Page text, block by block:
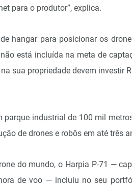
para o produtor”, explica.
hangar para posicionar os
está incluída na meta de
sua propriedade devem investir
industrial de 100 mil
de drones e robôs em até três
do mundo, o Harpia P-71 —
de voo — incluiu no seu